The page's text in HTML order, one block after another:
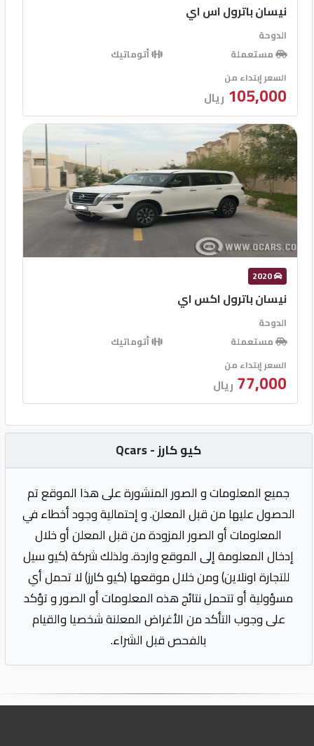
نيسان باترول اس اي
الدوحة
مستعملة
أتوماتيك
السعر إبتداء من
105,000 ريال
2020
نيسان باترول اكس اي
الدوحة
مستعملة
أتوماتيك
السعر إبتداء من
77,000 ريال
كيو كارز - Qcars
جميع المعلومات و الصور المنشورة على هذا الموقع تم
الحصول عليها من قبل المعلن. و إحتمالية وجود أخطاء في
المعلومات أو الصور المزودة من قبل المعلن أو خلال
إدخال المعلومة إلى الموقع واردة. ولذلك شركة (كيو سيل
للتجارة اونلاين) ومن خلال موقعها (كيو كارز) لا تحمل أي
مسؤولية أو تتحمل نتائج هذه المعلومات أو الصور و تؤكد
على وجوب التأكد من الأغراض المعلنة شخصيا والقيام
بالفحص قبل الشراء.